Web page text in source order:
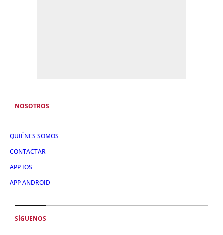
NOSOTROS
QUIÉNES SOMOS
CONTACTAR
APP IOS
APP ANDROID
SÍGUENOS